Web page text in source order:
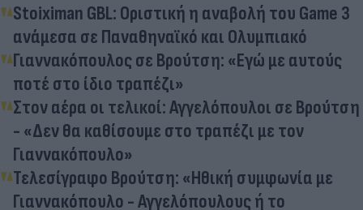
Stoiximan GBL: Οριστική η αναβολή του Game 3
ανάμεσα σε Παναθηναϊκό και Ολυμπιακό
Γιαννακόπουλος σε Βρούτση: «Εγώ με αυτούς
ποτέ στο ίδιο τραπέζι»
Στον αέρα οι τελικοί: Αγγελόπουλοι σε Βρούτση
- «Δεν θα καθίσουμε στο τραπέζι με τον
Γιαννακόπουλο»
Τελεσίγραφο Βρούτση: «Ηθική συμφωνία με
Γιαννακόπουλο - Αγγελόπουλους ή το